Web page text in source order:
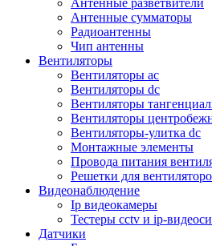
Антенные разветвители
Антенные сумматоры
Радиоантенны
Чип антенны
Вентиляторы
Вентиляторы ac
Вентиляторы dc
Вентиляторы
Вентиляторы
Вентиляторы-улитка dc
Монтажные элементы
Провода питания
Решетки для
Видеонаблюдение
Ip видеокамеры
Тестеры cctv и ip-
Датчики